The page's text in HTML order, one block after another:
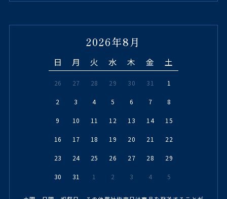
2026年8月
日 月 火 水 木 金 土
26 27 28 29 30 31 1
2 3 4 5 6 7 8
9 10 11 12 13 14 15
16 17 18 19 20 21 22
23 24 25 26 27 28 29
30 31 1 2 3 4 5